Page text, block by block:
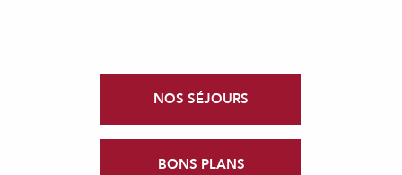
NOS SÉJOURS
BONS PLANS